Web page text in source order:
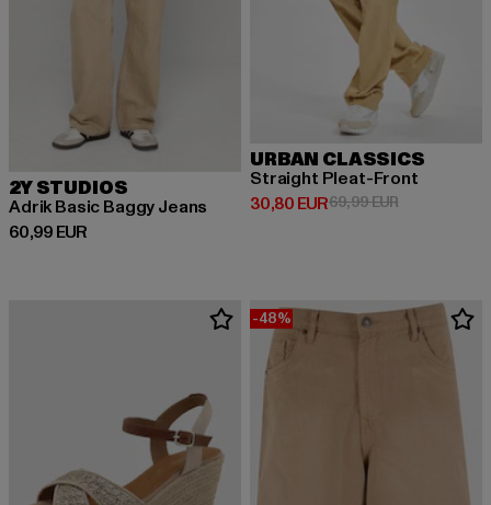
2Y STUDIOS
Adrik Basic Baggy Jeans
60,99 EUR
Derzeitiger Preis: 60,99 EUR
URBAN CLASSICS
Straight Pleat-Front
30,80 EUR
Derzeitiger Preis: 30,80 EUR
69,99 EURAktionspreis:
-48%